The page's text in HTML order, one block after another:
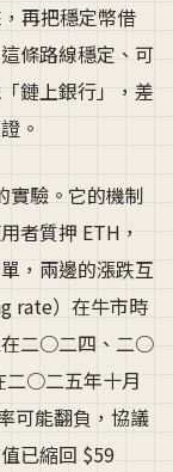
再把穩定幣借
條路線穩定、可
鏈上銀行」，差
。
實驗。它的機制
質押 ETH，
，兩邊的漲跌互
rate）在牛市時
在二○二四、二○
二○二五年十月
可能翻負，協議
已縮回 $59